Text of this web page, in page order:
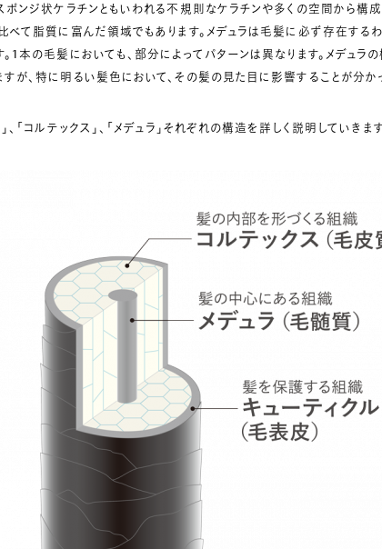
ポンジ状ケラチンともいわれる不規則なケラチンや多くの空間から構成
べて脂質に富んだ領域でもあります。メデュラは毛髪に必ず存在する
1本の毛髪においても、部分によってパターンは異なります。メデュラ
が、特に明るい髪色において、その髪の見た目に影響することが分か
、「コルテックス」、「メデュラ」それぞれの構造を詳しく説明していきます